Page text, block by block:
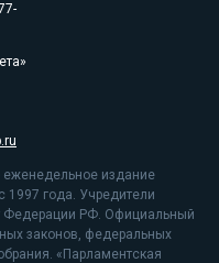
еженедельное издание
1997 года. Учредители
Федерации РФ. Официальный
законов, федеральных
«Парламентская